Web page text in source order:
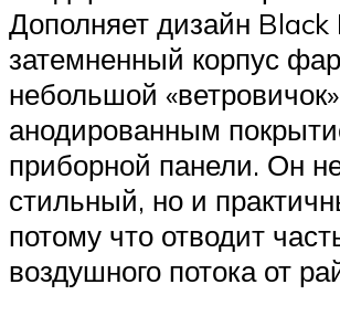
Дополняет дизайн Black
затемненный корпус
небольшой
анодированным
приборной панели. Он
стильный, но и
потому что отводит
воздушного потока от